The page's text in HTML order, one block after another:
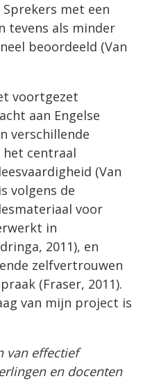
Sprekers met een
tevens als minder
beoordeeld (Van
voortgezet
aan Engelse
verschillende
het centraal
(Van
volgens de
voor
in
2011), en
zelfvertrouwen
(Fraser, 2011).
van mijn project is
van effectief
en docenten